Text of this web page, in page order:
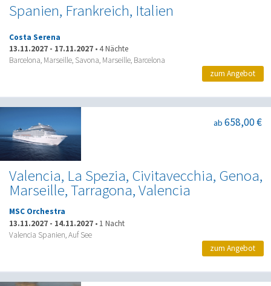
Spanien, Frankreich, Italien
Costa Serena
13.11.2027 - 17.11.2027 •4 Nächte
Barcelona, Marseille, Savona, Marseille, Barcelona
zum Angebot
Valencia, La Spezia, Civitavecchia, Genoa,
Marseille, Tarragona, Valencia
ab 658,00 €
MSC Orchestra
13.11.2027 - 14.11.2027 • 1 Nacht
Valencia Spanien, Auf See
zum Angebot